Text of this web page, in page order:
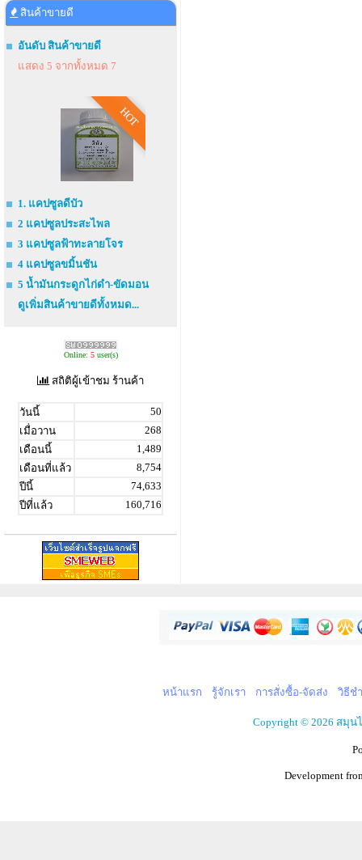
สินค้าขายดี
อันดับ สินค้าขายดี
แสดง 5 จากทั้งหมด 7
HOT
1. แคปซูลดีบัว
2 แคปซูลประสะไพล
3 แคปซูลฟ้าทะลายโจร
4 แคปซูลขมิ้นชัน
5 น้ำมันกระดูกไก่ดำ-ขัดมอน
ดูเพิ่มสินค้าขายดีทั้งหมด...
Online: 5user(s)
สถิติผู้เข้าชม ร้านค้า
วันนี้
50
เมื่อวาน
268
เดือนนี้
1,489
เดือนที่แล้ว
8,754
ปีนี้
74,633
ปีที่แล้ว
160,716
หน้าแรก รู้จักเรา การสั่งซื้อ-จัดส่ง วิธีช
Copyright © 2026 สมุ
Development